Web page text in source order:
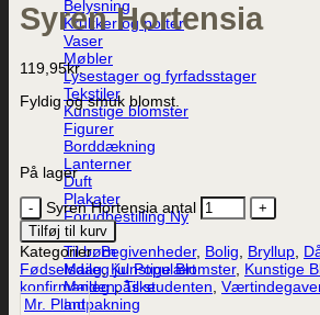
Belysning
Krukker og potter
Vaser
Møbler
Lysestager og fyrfadsstager
Tekstiler
Kunstige blomster
Figurer
Borddækning
Lanterner
Duft
Plakater
Forudbestilling
Maileg
Til børn
Maileg jul
Maileg påske
Indpakning
Syren Hortensia
119,95kr.
Fyldig og smuk blomst.
På lager
Syren Hortensia antal
Tilføj til kurv
Kategorier:Begivenheder, Bolig Bryllup
Fødselsdag,Kunstige Blomster, Kunstige
konfirmanden,Til studenten
Mr. Plant